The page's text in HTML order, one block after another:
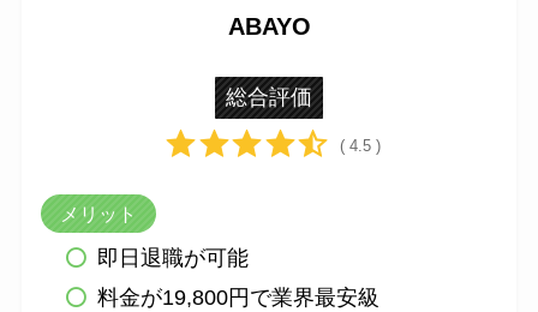
ABAYO
総合評価
( 4.5 )
メリット
即日退職が可能
料金が19,800円で業界最安級